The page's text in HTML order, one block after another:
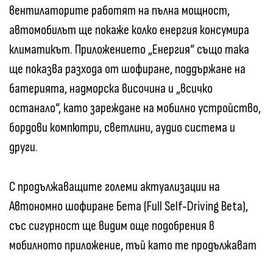
вентилаторите работят на пълна мощност,
автомобилът ще покаже колко енергия консумира
климатикът. Приложението „Енергия“ също така
ще показва разхода от шофиране, поддържане на
батерията, надморска височина и „всичко
останало“, като зареждане на мобилно устройство,
бордови компютри, светлини, аудио система и
други.
С продължаващите големи актуализации на
Автономно шофиране Бета (Full Self-Driving Beta),
със сигурност ще видим още подобрения в
мобилното приложение, тъй като те продължават